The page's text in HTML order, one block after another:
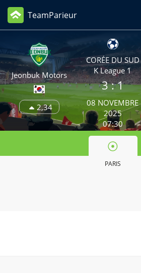
TeamParieur
Jeonbuk Motors
2,34
CORÉE DU SUD
K League 1
3: 1
08 NOVEMBRE
2025
07:30
PARIS